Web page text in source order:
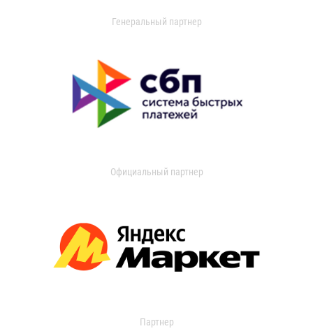
Генеральный партнер
Официальный партнер
Партнер